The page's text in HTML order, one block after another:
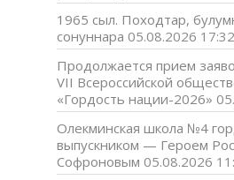
1965 сыл. Походтар,
сонуннара 05.08.2026 17:32
Продолжается прием
VII Всероссийской
«Гордость нации-2026»
Олекминская школа №4
выпускником — Героем
Софроновым 05.08.2026